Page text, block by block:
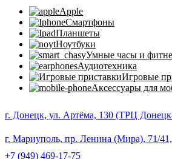
Apple
Смартфоны
Планшеты
Ноутбуки
Умные часы и
Аудиотехника
Игровые
Аксессуары для
г. Донецк, ул. Артёма, 130 (ТРЦ
г. Мариуполь, пр. Ленина (Мира), 71/
+7 (949) 469-17-75